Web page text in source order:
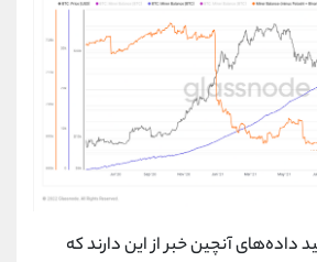
آنچین خبر از این دارند که